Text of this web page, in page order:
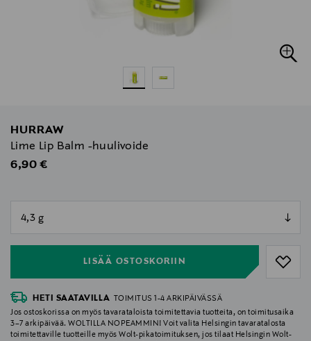
HURRAW
Lime Lip Balm -huulivoide
Original Price
6,90 €
LISÄÄ OSTOSKORIIN
null
HETI SAATAVILLA
TOIMITUS 1-4 ARKIPÄIVÄSSÄ
Jos ostoskorissa on myös tavarataloista toimitettavia tuotteita, on toimitusaika
3–7 arkipäivää. WOLTILLA NOPEAMMIN! Voit valita Helsingin tavaratalosta
toimitettaville tuotteille myös Wolt-pikatoimituksen, jos tilaat Helsingin Wolt-